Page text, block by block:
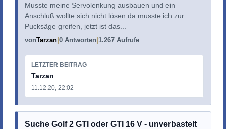
Musste meine Servolenkung ausbauen und ein
Anschluß wollte sich nicht lösen da musste ich zur
Pucksäge greifen, jetzt ist das...
vonTarzan 0 Antworten 1.267 Aufrufe
LETZTER BEITRAG
Tarzan
11.12.20, 22:02
Suche Golf 2 GTI oder GTI 16 V - unverbastelt